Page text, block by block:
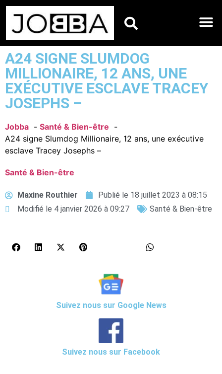
A24 SIGNE SLUMDOG
MILLIONAIRE, 12 ANS, UNE
EXÉCUTIVE ESCLAVE TRACEY
JOSEPHS –
Jobba
Santé & Bien-être
A24 signe Slumdog Millionaire, 12 ans, une exécutive
esclave Tracey Josephs –
Santé & Bien-être
Maxine Routhier Publié le 18 juillet 2023 à 08:15
Modifié le 4 janvier 2026 à 09:27
Santé & Bien-être
Suivez nous sur Google News
Suivez nous sur Facebook